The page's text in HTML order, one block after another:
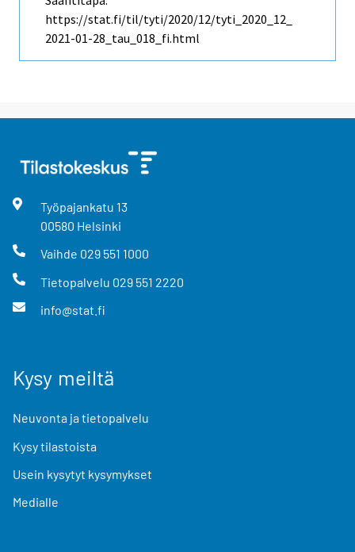
https://stat.fi/til/tyti/2020/12/tyti_2020_12_
2021-01-28_tau_018_fi.html
Työpajankatu 13
00580 Helsinki
Vaihde 029 551 1000
Tietopalvelu 029 551 2220
info@stat.fi
Kysy meiltä
Neuvonta ja tietopalvelu
Kysy tilastoista
Usein kysytyt kysymykset
Medialle